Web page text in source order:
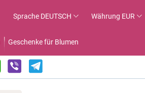
Sprache DEUTSCH Währung EUR
Geschenke für Blumen